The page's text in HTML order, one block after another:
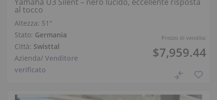
Prezzo di vendita:
$7,959.44
al tocco
Altezza: 51″
Stato: Germania
Città: Swisttal
Azienda/ Venditore
verificato